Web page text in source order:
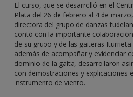
El curso, que se desarrolló en el
Plata del 26 de febrero al 4 de
directora del grupo de danzas
contó con la importante
de su grupo y de las gaiteras Iturrieta
además de acompañar y evidenciar
dominio de la gaita, desarrollaron
con demostraciones y explicaciones
instrumento de viento.